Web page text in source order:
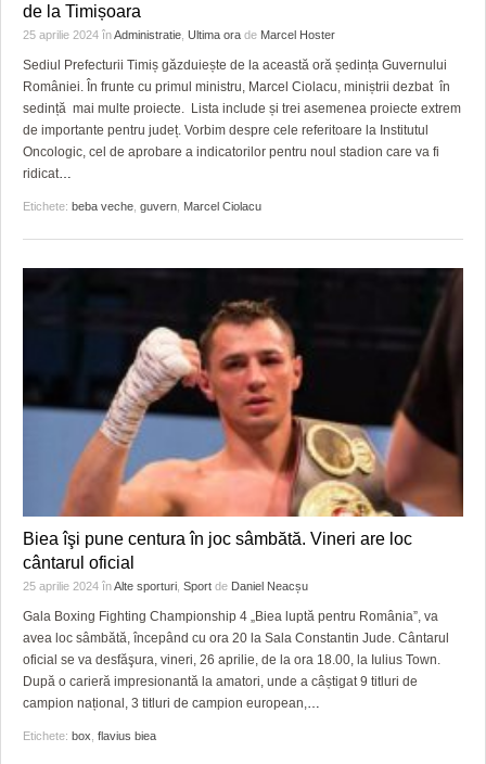
de la Timișoara
25 aprilie 2024 înAdministratie Ultima ora de Marcel Hoster
Sediul Prefecturii Timiș găzduiește de la această oră ședința Guvernului
României. În frunte cu primul ministru, Marcel Ciolacu, miniștrii dezbat în
sedință mai multe proiecte. Lista include și trei asemenea proiecte extrem
de importante pentru județ. Vorbim despre cele referitoare la Institutul
Oncologic, cel de aprobare a indicatorilor pentru noul stadion care va fi
ridicat
Etichete: beba veche guvern Marcel Ciolacu
Biea îşi pune centura în joc sâmbătă. Vineri are loc
cântarul oficial
25 aprilie 2024 înAlte sporturi Sport de Daniel Neacșu
Gala Boxing Fighting Championship 4 „Biea luptă pentru România”, va
avea loc sâmbătă, începând cu ora 20 la Sala Constantin Jude. Cântarul
oficial se va desfăşura, vineri, 26 aprilie, de la ora 18.00, la Iulius Town.
După o carieră impresionantă la amatori, unde a câștigat 9 titluri de
campion național, 3 titluri de campion european,…
Etichete: box flavius biea